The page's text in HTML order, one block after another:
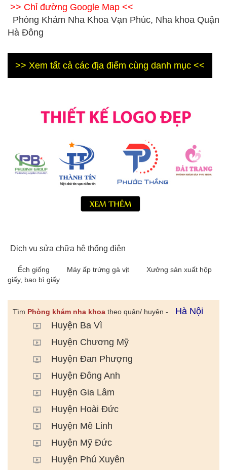
>> Chỉ đường Google Map <<
Phòng Khám Nha Khoa Vạn Phúc, Nha khoa Quận
Hà Đông
>> Xem tất cả các địa điểm cùng danh mục <<
Dịch vụ sửa chữa hệ thống điện
Ếch giống Máy ấp trứng gà vịt
Xưởng sản xuất hộp
giấy, bao bì giấy
Tìm Phòng khám nha khoa theo quận/ huyện -
Hà Nội
Huyện Ba Vì
Huyện Chương Mỹ
Huyện Đan Phượng
Huyện Đông Anh
Huyện Gia Lâm
Huyện Hoài Đức
Huyện Mê Linh
Huyện Mỹ Đức
Huyện Phú Xuyên